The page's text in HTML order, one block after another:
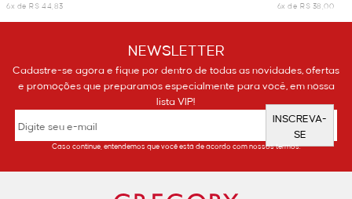
6x de R$ 44,83
6x de R$ 38,00
NEWSLETTER
Cadastre-se agora e fique por dentro de todas as novidades, ofertas
e promoções que preparamos especialmente para você, em nossa
lista VIP!
INSCREVA-
SE
Caso continue, entendemos que você está de acordo com nossos termos.